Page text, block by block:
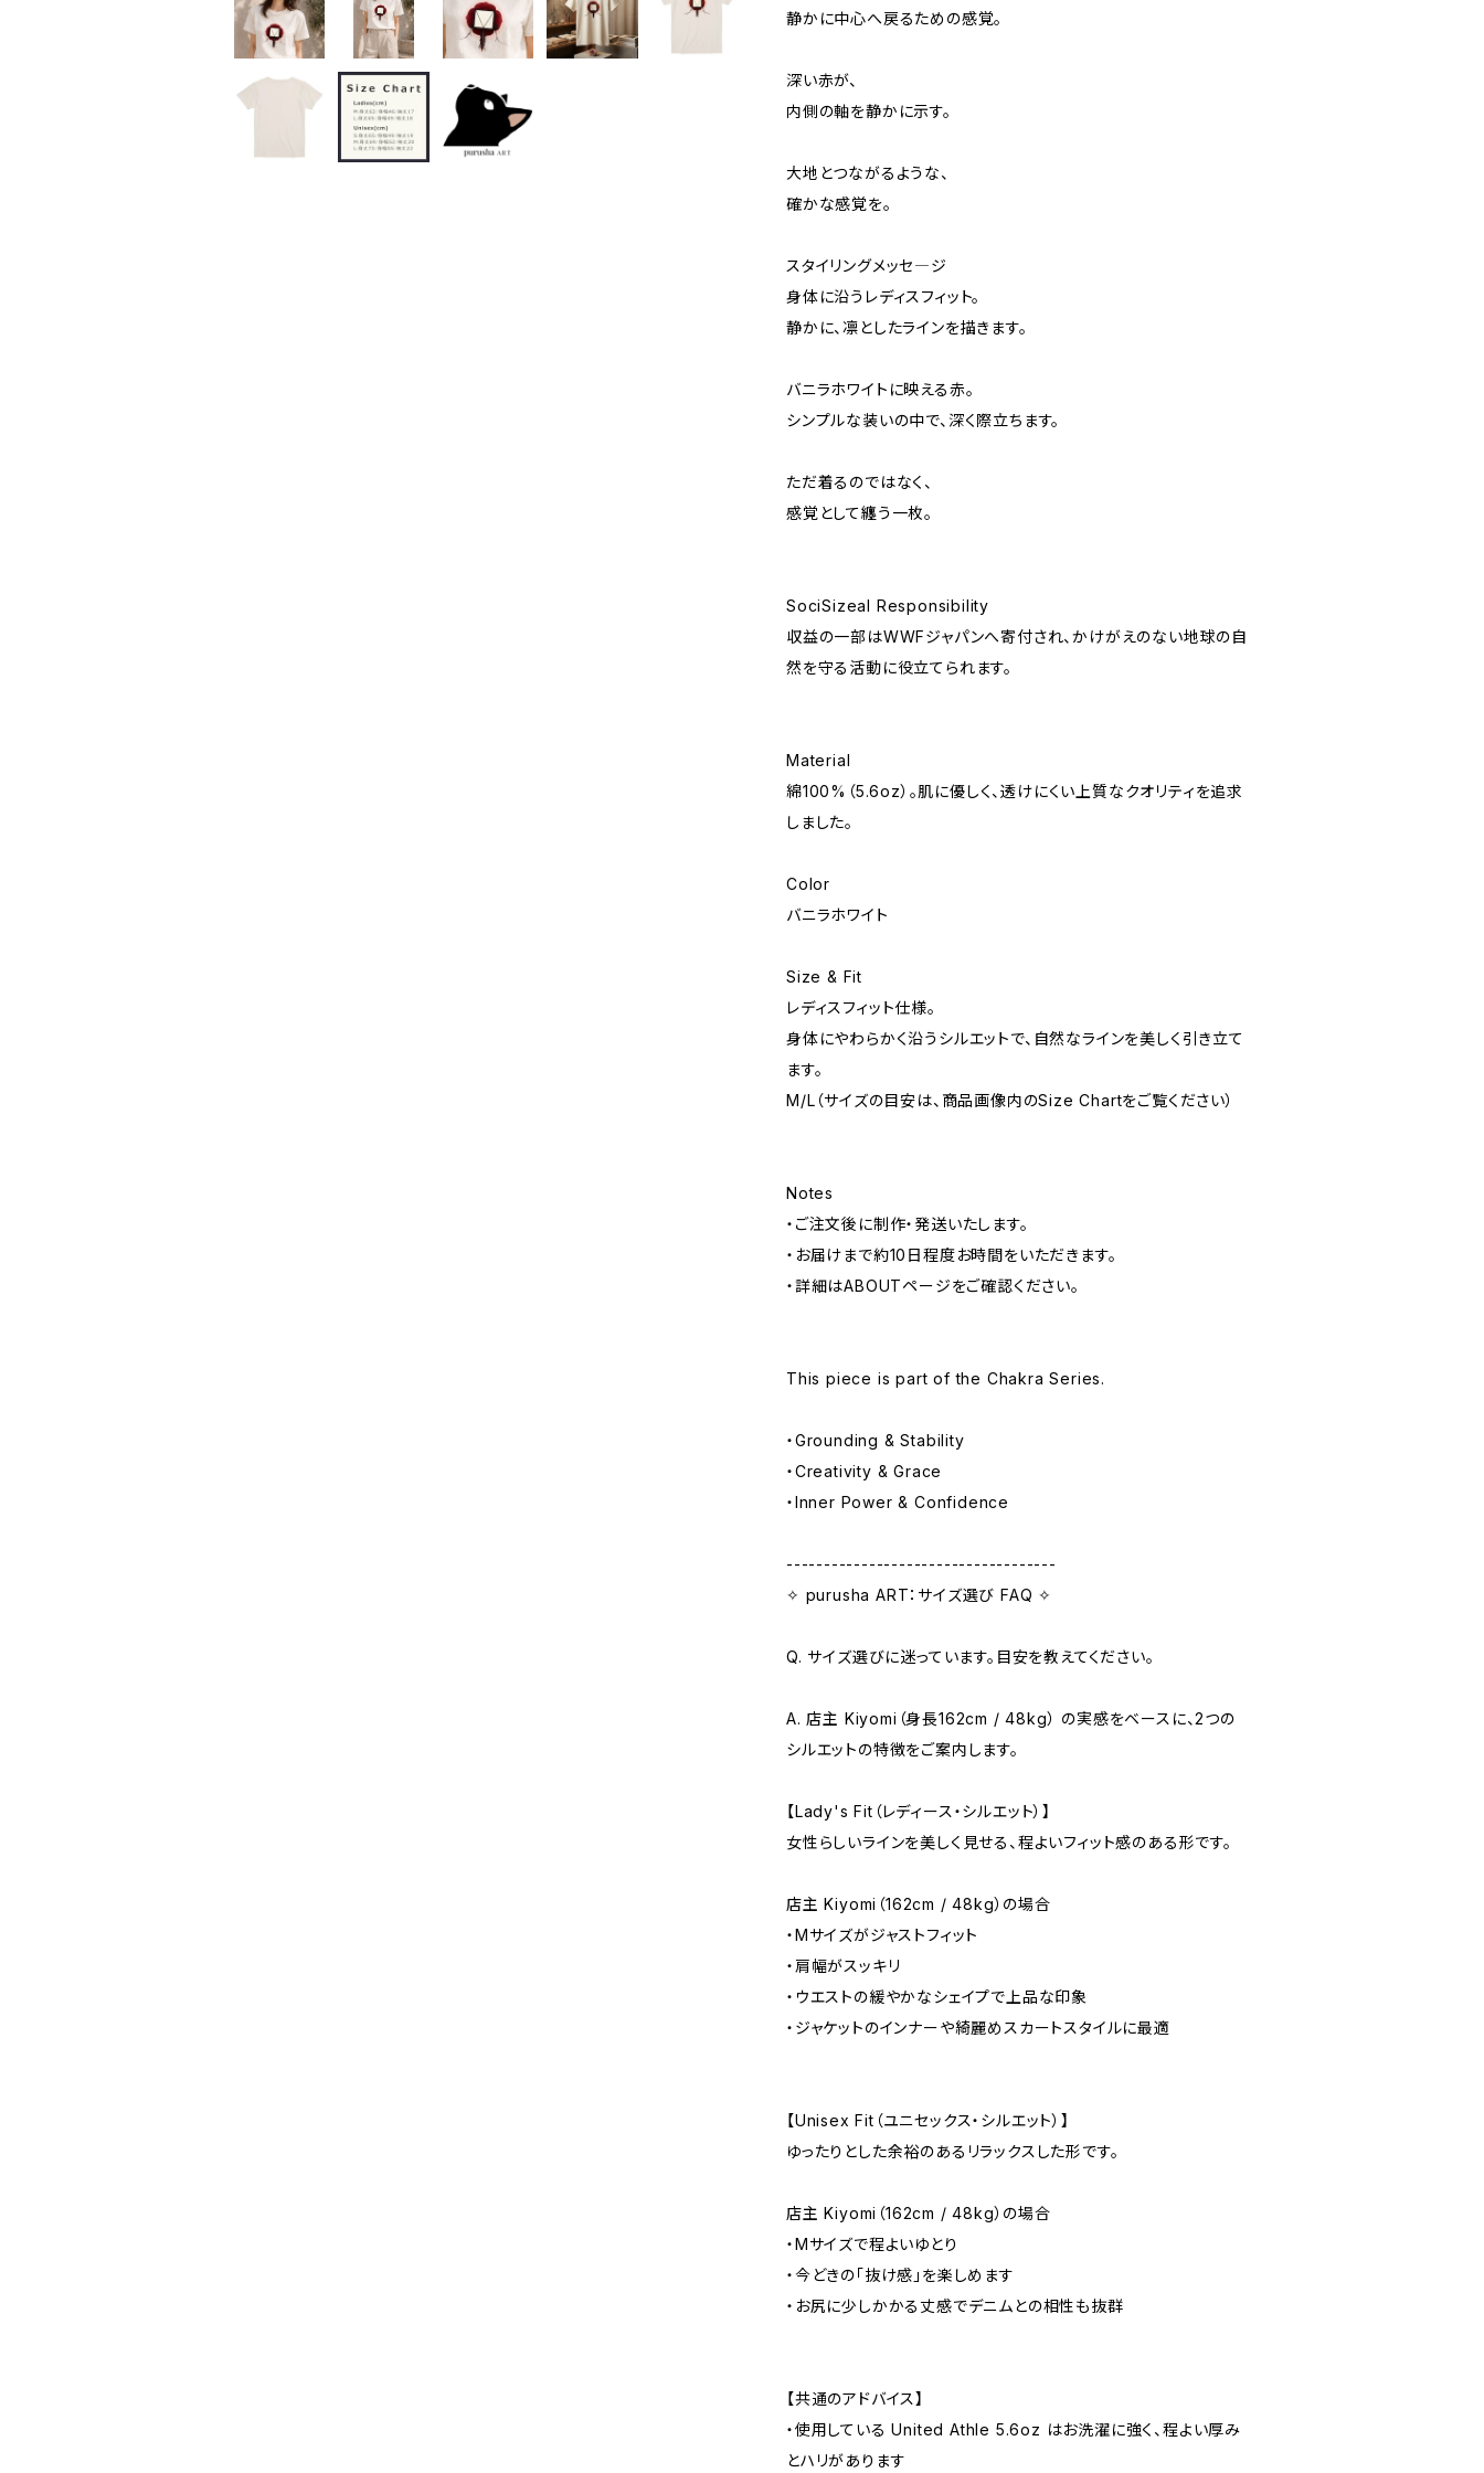
静かに中心へ戻るための感覚。
深い赤が、
内側の軸を静かに示す。
大地とつながるような、
確かな感覚を。
スタイリングメッセ―ジ
身体に沿うレディスフィット。
静かに、凛としたラインを描きます。
バニラホワイトに映える赤。
シンプルな装いの中で、深く際立ちます。
ただ着るのではなく、
感覚として纏う一枚。
SociSizeal Responsibility
収益の一部はWWFジャパンへ寄付され、かけがえのない地球の自
然を守る活動に役立てられます。
Material
綿100%（5.6oz）。肌に優しく、透けにくい上質なクオリティを追求
しました。
Color
バニラホワイト
Size & Fit
レディスフィット仕様。
身体にやわらかく沿うシルエットで、自然なラインを美しく引き立て
ます。
M/L（サイズの目安は、商品画像内のSize Chartをご覧ください）
Notes
・ご注文後に制作・発送いたします。
・お届けまで約10日程度お時間をいただきます。
・詳細はABOUTページをご確認ください。
This piece is part of the Chakra Series.
・Grounding & Stability
・Creativity & Grace
・Inner Power & Confidence
------------------------------------
✧ purusha ART：サイズ選び FAQ ✧
Q. サイズ選びに迷っています。目安を教えてください。
A. 店主 Kiyomi（身長162cm / 48kg） の実感をベースに、2つの
シルエットの特徴をご案内します。
【Lady's Fit（レディース・シルエット）】
女性らしいラインを美しく見せる、程よいフィット感のある形です。
店主 Kiyomi（162cm / 48kg）の場合
・Mサイズがジャストフィット
・肩幅がスッキリ
・ウエストの緩やかなシェイプで上品な印象
・ジャケットのインナーや綺麗めスカートスタイルに最適
【Unisex Fit（ユニセックス・シルエット）】
ゆったりとした余裕のあるリラックスした形です。
店主 Kiyomi（162cm / 48kg）の場合
・Mサイズで程よいゆとり
・今どきの「抜け感」を楽しめます
・お尻に少しかかる丈感でデニムとの相性も抜群
【共通のアドバイス】
・使用している United Athle 5.6oz はお洗濯に強く、程よい厚み
とハリがあります